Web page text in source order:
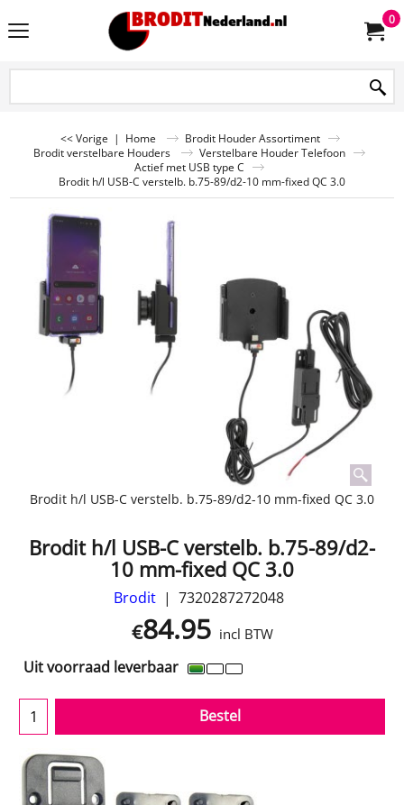
0
<< Vorige | Home
Brodit Houder Assortiment
Brodit verstelbare Houders
Verstelbare Houder Telefoon
Actief met USB type C
Brodit h/l USB-C verstelb. b.75-89/d2-10 mm-fixed QC 3.0
Brodit h/l USB-C verstelb. b.75-89/d2-10 mm-fixed QC 3.0
Brodit h/l USB-C verstelb. b.75-89/d2-
10 mm-fixed QC 3.0
Brodit 7320287272048
€84.95 incl BTW
Uit voorraad leverbaar
Bestel